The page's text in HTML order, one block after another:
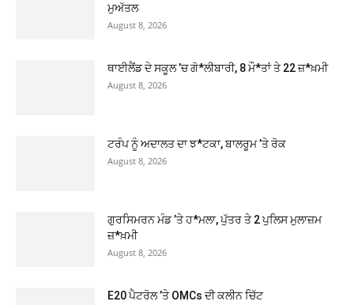
ਮੁਅੱਤਲ
August 8, 2026
ਥਾਈਲੈਂਡ ਦੇ ਸਕੂਲ ’ਚ ਗੋ*ਲੀਬਾਰੀ, 8 ਮੌ*ਤਾਂ ਤੇ 22 ਜ਼*ਖ਼ਮੀ
August 8, 2026
ਟਰੰਪ ਨੂੰ ਅਦਾਲਤ ਦਾ ਝ*ਟਕਾ, ਬਾਲਰੂਮ ’ਤੇ ਰੋਕ
August 8, 2026
ਗੁਰਸਿਮਰਨ ਮੰਡ ’ਤੇ ਹ*ਮਲਾ, ਪੁੱਤਰ ਤੇ 2 ਪੁਲਿਸ ਮੁਲਾਜ਼ਮ
ਜ਼*ਖ਼ਮੀ
August 8, 2026
E20 ਪੈਟਰੋਲ ’ਤੇ OMCs ਦੀ ਕਲੀਨ ਚਿੱਟ